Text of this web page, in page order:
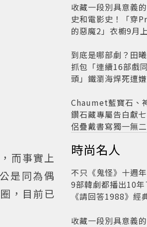
而事實上
是同為偶
，目前已
收藏一段別具意義
史和電影史！「穿
的惡魔2」衣櫥9月
到底是哪部劇？田
抓包「連續16部戲
頭」鐵瀏海焊死遭
Chaumet藍寶石、
鑽石藏專屬告白獻
侶疊戴書寫獨一無
時尚名人
不只《鬼怪》十週
9部韓劇都播出10年
《請回答1988》經
收藏一段別具意義